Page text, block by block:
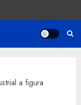
a figura